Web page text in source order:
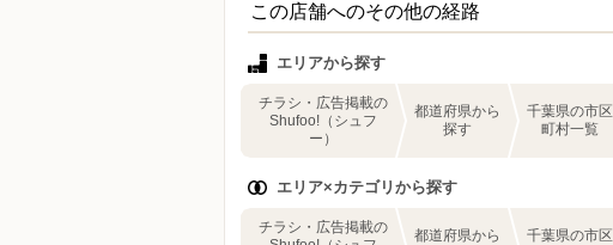
この店舗へのその他の経路
エリアから探す
チラシ・広告掲載の
Shufoo!（シュフ
ー）
都道府県から
探す
千葉県の市区
町村一覧
エリア×カテゴリから探す
チラシ・広告掲載の
都道府県から
千葉県の市区